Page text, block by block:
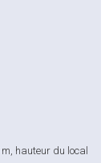
hauteur du local